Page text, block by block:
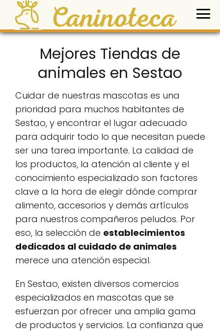
Mejores Tiendas de
animales en Sestao
Cuidar de nuestras mascotas es una
prioridad para muchos habitantes de
Sestao, y encontrar el lugar adecuado
para adquirir todo lo que necesitan puede
ser una tarea importante. La calidad de
los productos, la atención al cliente y el
conocimiento especializado son factores
clave a la hora de elegir dónde comprar
alimento, accesorios y demás artículos
para nuestros compañeros peludos. Por
eso, la selección de establecimientos
dedicados al cuidado de animales
merece una atención especial.
En Sestao, existen diversos comercios
especializados en mascotas que se
esfuerzan por ofrecer una amplia gama
de productos y servicios. La confianza que